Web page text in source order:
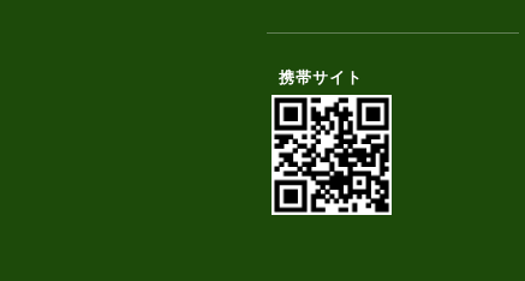
携帯サイト